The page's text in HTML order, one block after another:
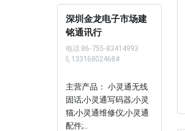
深圳金龙电子市场建
铭通讯行
电话 86-755-83414993
手机 13316802468#
主营产品： 小灵通无线
固话;小灵通写码器;小灵
猫;小灵通维修仪;小灵通
配件;...